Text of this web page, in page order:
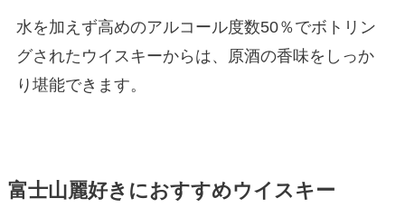
水を加えず高めのアルコール度数50％でボトリン
グされたウイスキーからは、原酒の香味をしっか
り堪能できます。
富士山麗好きにおすすめウイスキー